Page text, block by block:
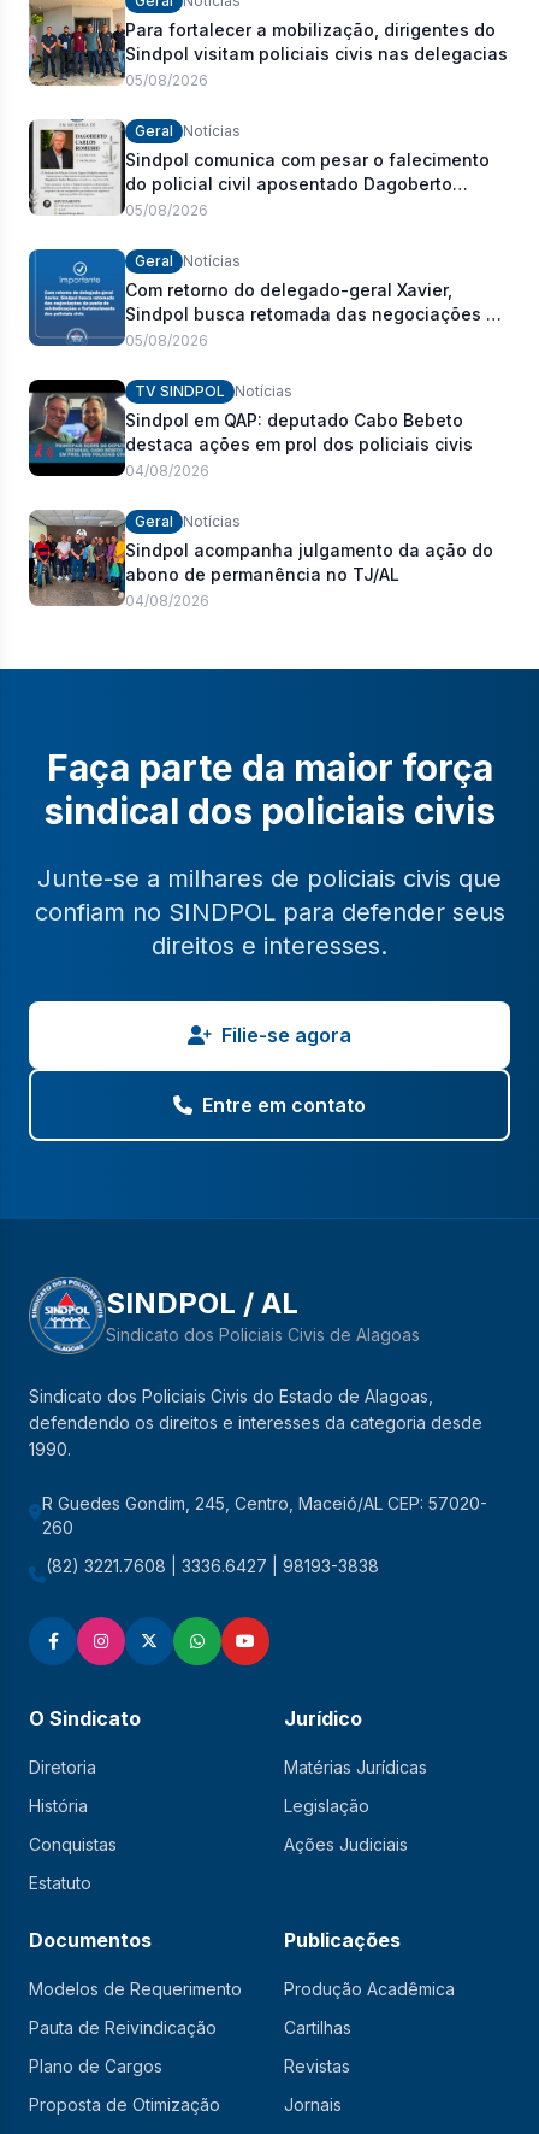
Para fortalecer a mobilização, dirigentes do
Sindpol visitam policiais civis nas delegacias
05/08/2026
Geral Notícias
Sindpol comunica com pesar o falecimento
do policial civil aposentado Dagoberto
Carlos Romeiro
05/08/2026
Geral Notícias
Com retorno do delegado-geral Xavier,
Sindpol busca retomada das negociações da
pauta de reivindicações e fortalecimento dos
05/08/2026
TV SINDPOL Notícias
Sindpol em QAP: deputado Cabo Bebeto
destaca ações em prol dos policiais civis
04/08/2026
Geral Notícias
Sindpol acompanha julgamento da ação do
abono de permanência no TJ/AL
04/08/2026
Faça parte da maior força
sindical dos policiais civis
Junte-se a milhares de policiais civis que
confiam no SINDPOL para defender seus
direitos e interesses.
Filie-se agora
Entre em contato
SINDPOL / AL
Sindicato dos Policiais Civis de Alagoas
Sindicato dos Policiais Civis do Estado de Alagoas,
defendendo os direitos e interesses da categoria desde
1990.
R Guedes Gondim, 245, Centro, Maceió/AL CEP: 57020-
260
(82) 3221.7608 | 3336.6427 | 98193-3838
O Sindicato
Diretoria
História
Conquistas
Estatuto
Jurídico
Matérias Jurídicas
Legislação
Ações Judiciais
Documentos
Modelos de Requerimento
Pauta de Reivindicação
Plano de Cargos
Proposta de Otimização
Publicações
Produção Acadêmica
Cartilhas
Revistas
Jornais